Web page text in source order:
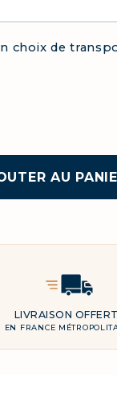
choix de
AU
LIVRAISON
EN FRANCE